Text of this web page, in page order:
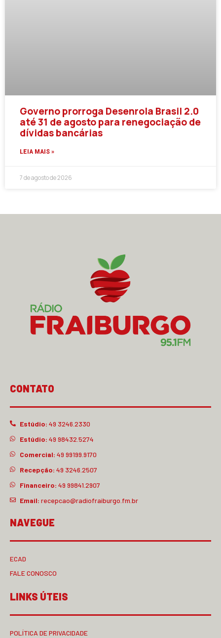
Governo prorroga Desenrola Brasil 2.0
até 31 de agosto para renegociação de
dívidas bancárias
LEIA MAIS »
7 de agosto de 2026
CONTATO
Estúdio: 49 3246.2330
Estúdio: 49 98432.5274
Comercial: 49 99199.9170
Recepção: 49 3246.2507
Financeiro: 49 99841.2907
Email: recepcao@radiofraiburgo.fm.br
NAVEGUE
ECAD
FALE CONOSCO
LINKS ÚTEIS
POLÍTICA DE PRIVACIDADE